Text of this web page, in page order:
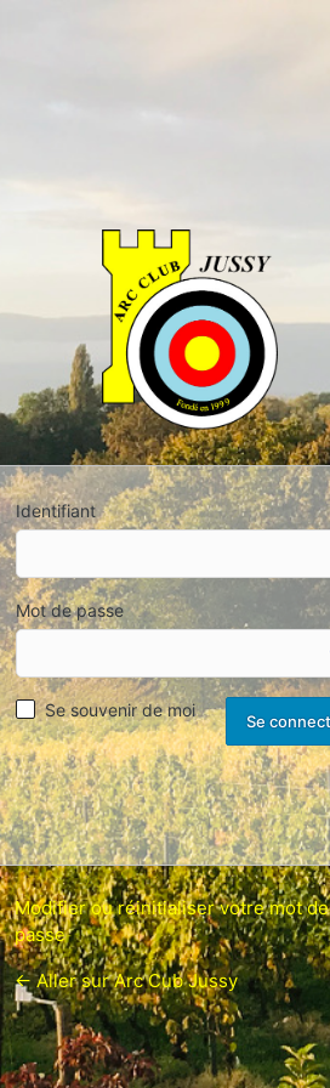
Se
connecter
Identifiant
Mot de passe
Se souvenir de moiAlternative:
Modifier ou réinitialiser votre mot de
passe
← Aller sur Arc Cub Jussy